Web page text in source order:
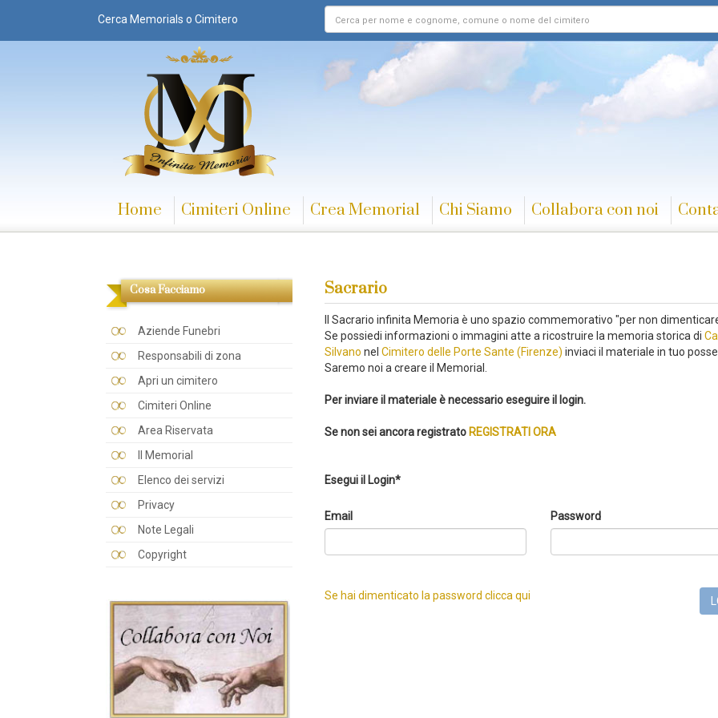
Cerca Memorials o Cimitero
Home Cimiteri Online Crea Memorial Chi Siamo Collabora con noi
Cosa Facciamo
Aziende Funebri
Responsabili di zona
Apri un cimitero
Cimiteri Online
Area Riservata
Il Memorial
Elenco dei servizi
Privacy
Note Legali
Copyright
Sacrario
Il Sacrario infinita Memoria è uno spazio commemorativo "per non
Se possiedi informazioni o immagini atte a ricostruire la memoria storica di
Silvano nel Cimitero delle Porte Sante (Firenze) inviaci il materiale in tuo
Saremo noi a creare il Memorial.
Per inviare il materiale è necessario eseguire il login.
Se non sei ancora registrato REGISTRATI ORA
Esegui il Login*
Email Password
Se hai dimenticato la password clicca qui